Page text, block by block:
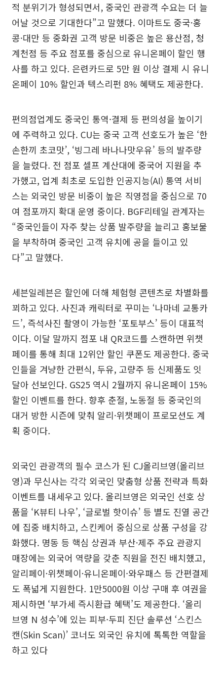
적 분위기가 형성되면서, 중국인 관광객 수요는 더 늘
어날 것으로 기대한다”고 말했다. 이마트도 중국·홍
콩·대만 등 중화권 고객 방문 비중은 높은 용산점, 청
계천점 등 주요 점포를 중심으로 유니온페이 할인 행
사를 하고 있다. 은련카드로 5만 원 이상 결제 시 유니
온페이 10% 할인과 텍스리펀 8% 혜택도 제공한다.
편의점업계도 중국인 통역·결제 등 편의성을 높이기
에 주력하고 있다. CU는 중국 고객 선호도가 높은 ‘한
손한끼 초코맛’, ‘빙그레 바나나맛우유’ 등의 발주량
을 늘렸다. 전 점포 셀프 계산대에 중국어 지원을 추
가했고, 업계 최초로 도입한 인공지능(AI) 통역 서비
스는 외국인 방문 비중이 높은 직영점을 중심으로 70
여 점포까지 확대 운영 중이다. BGF리테일 관계자는
“중국인들이 자주 찾는 상품 발주량을 늘리고 홍보물
을 부착하며 중국인 고객 유치에 공을 들이고 있
다”고 말했다.
세븐일레븐은 할인에 더해 체험형 콘텐츠로 차별화를
꾀하고 있다. 사진과 캐릭터로 꾸미는 ‘나마네 교통카
드’, 즉석사진 촬영이 가능한 ‘포토부스’ 등이 대표적
이다. 이달 말까지 점포 내 QR코드를 스캔하면 위챗
페이를 통해 최대 12위안 할인 쿠폰도 제공한다. 중국
인들을 겨냥한 간편식, 두유, 고량주 등 신제품도 잇
달아 선보인다. GS25 역시 2월까지 유니온페이 15%
할인 이벤트를 한다. 향후 춘절, 노동절 등 중국인의
대거 방한 시즌에 맞춰 알리·위챗페이 프로모션도 계
획 중이다.
외국인 관광객의 필수 코스가 된 CJ올리브영(올리브
영)과 무신사는 각각 외국인 맞춤형 상품 전략과 특화
이벤트를 내세우고 있다. 올리브영은 외국인 선호 상
품을 ‘K뷰티 나우’, ‘글로벌 핫이슈’ 등 별도 진열 공간
에 집중 배치하고, 스킨케어 중심으로 상품 구성을 강
화했다. 명동 등 핵심 상권과 부산·제주 주요 관광지
매장에는 외국어 역량을 갖춘 직원을 전진 배치했고,
알리페이·위챗페이·유니온페이·와우패스 등 간편결제
도 폭넓게 지원한다. 1만5000원 이상 구매 후 여권을
제시하면 ‘부가세 즉시환급 혜택’도 제공한다. ‘올리
브영 N 성수’에 있는 피부·두피 진단 솔루션 ‘스킨스
캔(Skin Scan)’ 코너도 외국인 유치에 톡톡한 역할을
하고 있다